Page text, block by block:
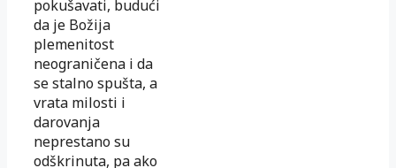
pokušavati, budući
da je Božija
plemenitost
neograničena i da
se stalno spušta, a
vrata milosti i
darovanja
neprestano su
odškrinuta, pa ako